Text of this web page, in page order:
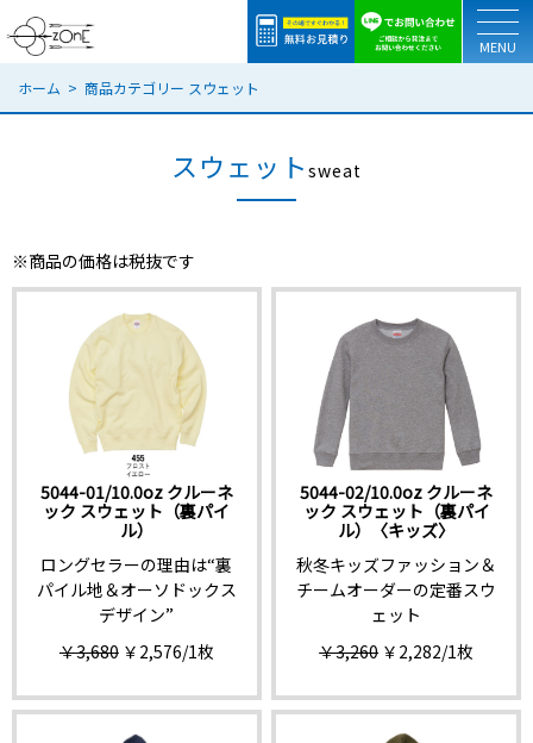
ホーム 商品カテゴリー スウェット
スウェット sweat
※商品の価格は税抜です
5044-01/10.0oz クルーネ
ック スウェット（裏パイ
ル）
ロングセラーの理由は“裏
パイル地＆オーソドックス
デザイン”
￥3,680 ￥2,576/1枚
5044-02/10.0oz クルーネ
ック スウェット（裏パイ
ル）〈キッズ〉
秋冬キッズファッション＆
チームオーダーの定番スウ
ェット
￥3,260 ￥2,282/1枚